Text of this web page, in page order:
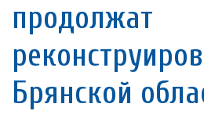
продолжат
Брянской